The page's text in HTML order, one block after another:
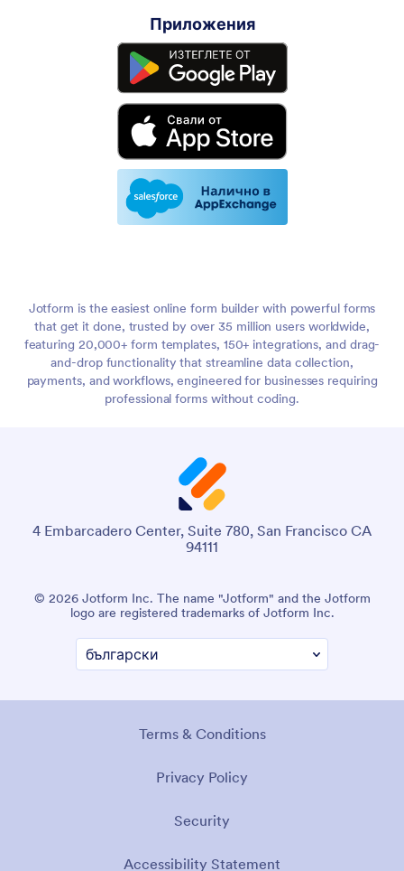
Приложения
Jotform is the easiest online form builder with powerful forms
that get it done, trusted by over 35 million users worldwide,
featuring 20,000+ form templates, 150+ integrations, and drag-
and-drop functionality that streamline data collection,
payments, and workflows, engineered for businesses requiring
professional forms without coding.
4 Embarcadero Center, Suite 780, San Francisco CA
94111
© 2026 Jotform Inc. The name "Jotform" and the Jotform
logo are registered trademarks of Jotform Inc.
Terms & Conditions
Privacy Policy
Security
Accessibility Statement